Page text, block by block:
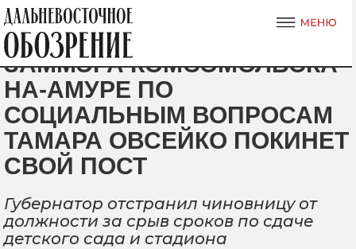
ЗАММЭРА КОМСОМОЛЬСКА-
НА-АМУРЕ ПО
СОЦИАЛЬНЫМ ВОПРОСАМ
ТАМАРА ОВСЕЙКО ПОКИНЕТ
СВОЙ ПОСТ
Губернатор отстранил чиновницу от
должности за срыв сроков по сдаче
детского сада и стадиона